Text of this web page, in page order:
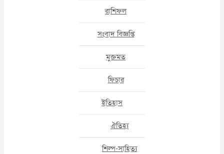
রাশিফল
সংবাদ বিজ্ঞপ্তি
মুক্তমত
ফিচার
ইতিহাস
ঐতিহ্য
শিল্প-সাহিত্য